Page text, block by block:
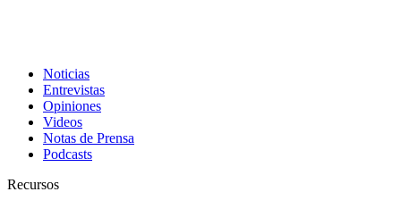
Noticias
Entrevistas
Opiniones
Videos
Notas de Prensa
Podcasts
Recursos